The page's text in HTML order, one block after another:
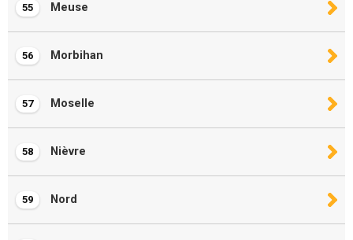
55 Meuse
56 Morbihan
57 Moselle
58 Nièvre
59 Nord